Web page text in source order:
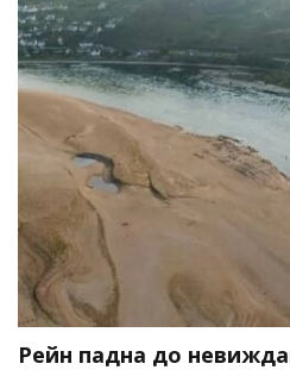
Рейн падна до